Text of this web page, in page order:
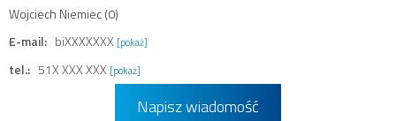
Wojciech Niemiec (0)
E-mail: biXXXXXXX [pokaż]
tel.: 51X XXX XXX [pokaż]
Napisz wiadomość